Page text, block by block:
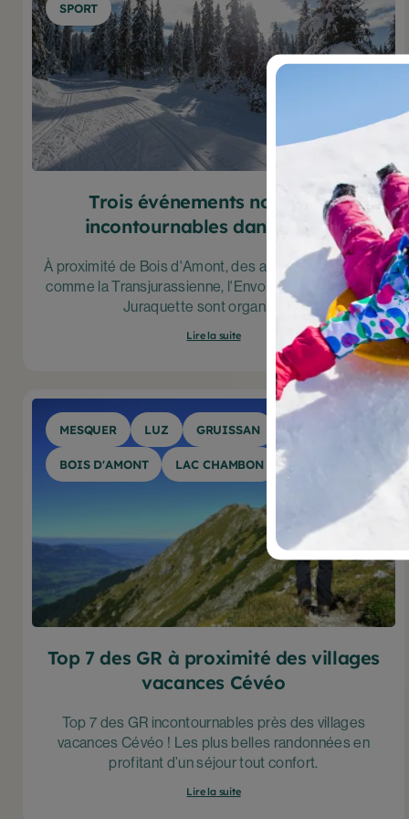
SPORT
Trois événements nordiques
incontournables dans le Jura
À proximité de Bois d'Amont, des activités nordiques,
comme la Transjurassienne, l'Envolée Nordique ou la
Juraquette sont organisées.
Lire la suite
MESQUER LUZ GRUISSAN
BOIS D'AMONT LAC CHAMBON
Top 7 des GR à proximité des villages
vacances Cévéo
Top 7 des GR incontournables près des villages
vacances Cévéo ! Les plus belles randonnées en
profitant d’un séjour tout confort.
Lire la suite
Filtres